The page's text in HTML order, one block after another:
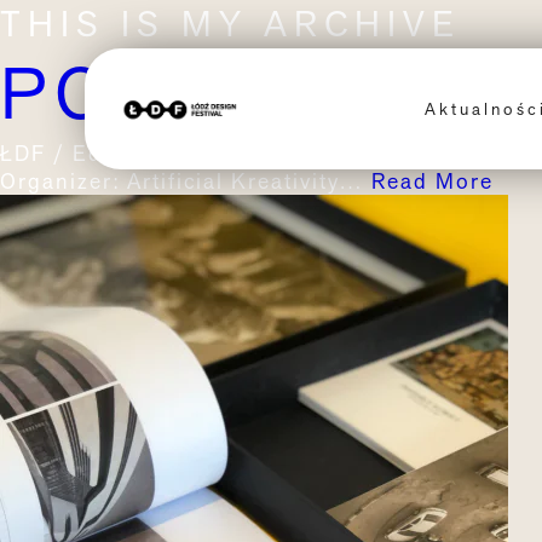
Aktualności
THIS IS MY ARCHIVE
PORTFOLIO
ŁDF / Edycja 2023 / Program / Portfolio
Organizer: Artificial Kreativity…Read More